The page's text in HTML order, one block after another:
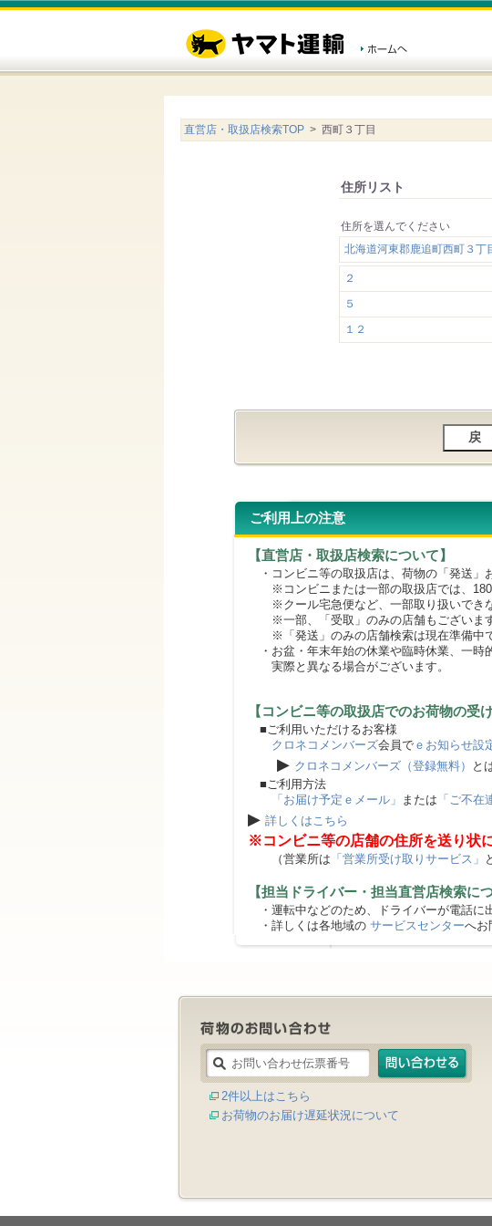
直営店・取扱店検索TOP > 西町３丁目
住所リスト
住所を選んでください
北海道河東郡鹿追町西町３
２
５
１２
ご利用上の注意
【直営店・取扱店検索について】
・コンビニ等の取扱店は、荷物の「発送」
※コンビニまたは一部の取扱店では、180
※クール宅急便など、一部取り扱いできな
※一部、「受取」のみの店舗もございます
※「発送」のみの店舗検索は現在準備中で
・お盆・年末年始の休業や臨時休業、一時
実際と異なる場合がございます。
【コンビニ等の取扱店でのお荷物の受
■ご利用いただけるお客様
クロネコメンバーズ会員で ｅお知らせ設
▶ クロネコメンバーズ（登録無料）
と
■ご利用方法
「お届け予定ｅメール」 または 「ご不在
▶ 詳しくはこちら
※コンビニ等の店舗の住所を送り状
（営業所は 「営業所受け取りサービス」
【担当ドライバー・担当直営店検索につ
・運転中などのため、ドライバーが電話に
・詳しくは各地域の サービスセンターへお
2件以上はこちら
お荷物のお届け遅延状況について